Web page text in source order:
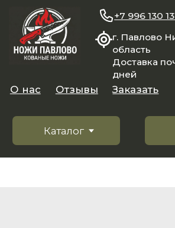
область
Доставка почтой и Сдэк от 3
Поиск
Каталог
Заказать
+7 996 130 131 1